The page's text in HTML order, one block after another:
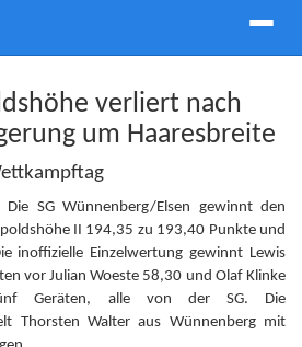
Toggle
verliert nach
um Haaresbreite
SG Wünnenberg/Elsen gewinnt den
II 194,35 zu 193,40 Punkte und
inoffizielle Einzelwertung gewinnt Lewis
vor Julian Woeste 58,30 und Olaf Klinke
Geräten, alle von der SG. Die
Thorsten Walter aus Wünnenberg mit